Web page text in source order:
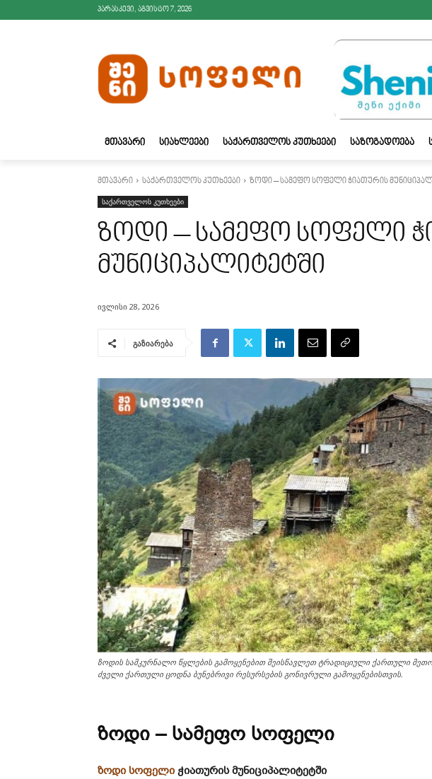
პარასკევი, აგვისტო 7, 2026
ᲛᲗᲐᲕᲐᲠᲘ ᲡᲘᲐᲮᲚᲔᲔᲑᲘ ᲡᲐᲥᲐᲠᲗᲕᲔᲚᲝᲡ ᲙᲣᲗᲮᲔᲔᲑᲘ ᲡᲐᲖᲝᲒᲐᲓᲝᲔᲑᲐ
მთავარი საქართველოს კუთხეები ზოდი – სამეფო სოფელი ჭიათურის
საქართველოს კუთხეები
ზოდი – სამეფო სოფელი
მუნიციპალიტეტში
ივლისი 28, 2026
გაზიარება
ზოდის სამკურნალო წყლების გამოყენებით შეისწავლეთ ტრადიციული ქართული
ძველი ქართული ცოდნა ბუნებრივი რესურსების გონივრული გამოყენებისთვის.
ზოდი – სამეფო სოფელი
ზოდი სოფელი ჭიათურის მუნიციპალიტეტში